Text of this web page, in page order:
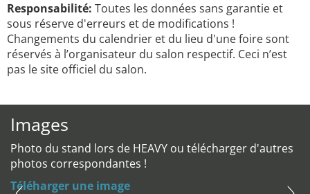
Responsabilité: Toutes les données sans garantie et
sous réserve d'erreurs et de modifications !
Changements du calendrier et du lieu d'une foire sont
réservés à l’organisateur du salon respectif. Ceci n’est
pas le site officiel du salon.
Images
Photo du stand lors de HEAVY ou télécharger d'autres
photos correspondantes !
Téléharger une image